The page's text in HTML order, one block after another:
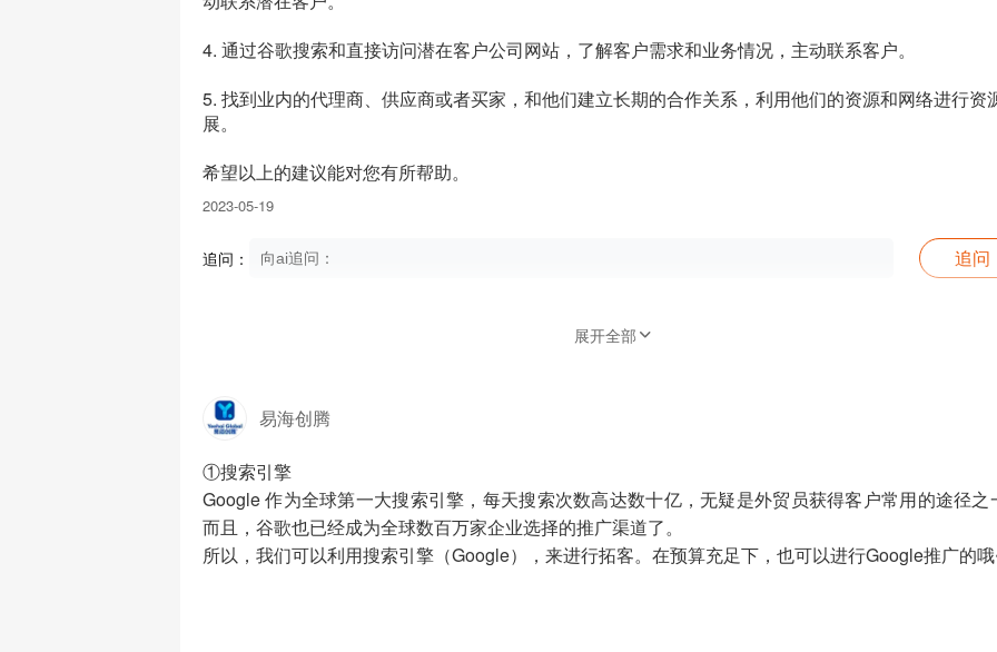
4. 通过谷歌搜索和直接访问潜在客户公司网站，了解客户需求和业务情况，主动联系客户。
5. 找到业内的代理商、供应商或者买家，和他们建立长期的合作关系，利用他们的资源和网络进行资
展。
希望以上的建议能对您有所帮助。
2023-05-19
追问： 追问
展开全部
易海创腾
①搜索引擎
Google 作为全球第一大搜索引擎，每天搜索次数高达数十亿，无疑是外贸员获得客户常用的途径之
而且，谷歌也已经成为全球数百万家企业选择的推广渠道了。
所以，我们可以利用搜索引擎（Google），来进行拓客。在预算充足下，也可以进行Google推广的